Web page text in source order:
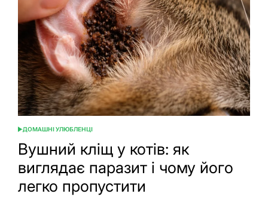
посібник
для
новачків
і
досвідчених
ОПУБЛІКУВАТИ
ДОМАШНІ УЛЮБЛЕНЦІ
Вушний кліщ у котів: як
виглядає паразит і чому його
легко пропустити